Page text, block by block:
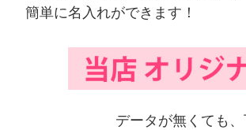
簡単に名入れができます！
データが無くても